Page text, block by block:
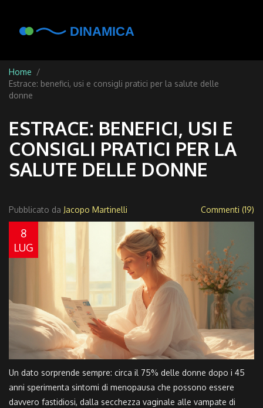
Home
Estrace: benefici, usi e consigli pratici per la salute delle
donne
ESTRACE: BENEFICI, USI E
CONSIGLI PRATICI PER LA
SALUTE DELLE DONNE
Pubblicato da Jacopo Martinelli Commenti (19)
8
LUG
Un dato sorprende sempre: circa il 75% delle donne dopo i 45
anni sperimenta sintomi di menopausa che possono essere
davvero fastidiosi, dalla secchezza vaginale alle vampate di